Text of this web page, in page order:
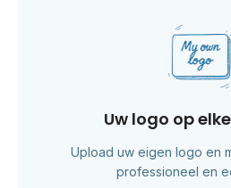
Uw logo op
Upload uw eigen logo en
professioneel en